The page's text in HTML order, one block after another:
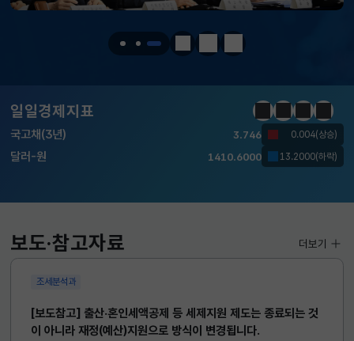
정지 이전 다음
일일경제지표
달러-원 1410.6000 13.2000(하락)
국고채(3년) 3.746 0.004(상승)
달러-원 1410.6000 13.2000(하락)
KOSPI
국고채(3년)
정지이전다음일일경
보도·참고자료
조세분석과
[보도참고] 출산·혼인세액공제 등 세제지원 제도는 종료되는 것
이 아니라 재정(예산)지원으로 방식이 변경됩니다.
더보기